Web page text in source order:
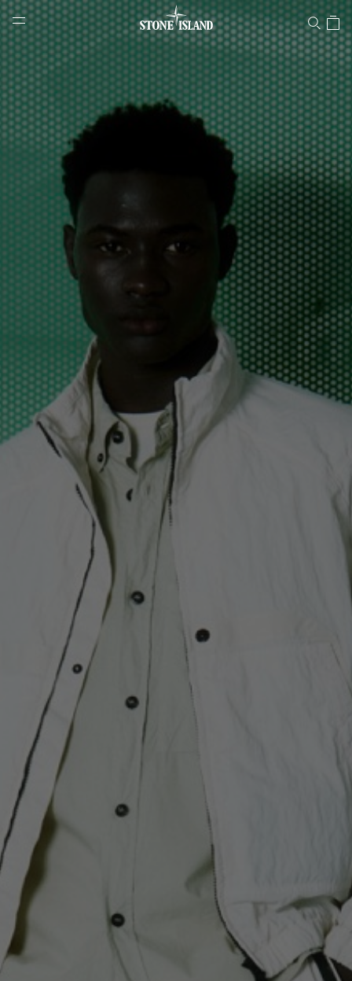
Stone Island Online Store
NAVIGATION.ARIA.GOTOMAINCONTENT
LABEL.SHOPPINGCOUNTRY SVIZZERA